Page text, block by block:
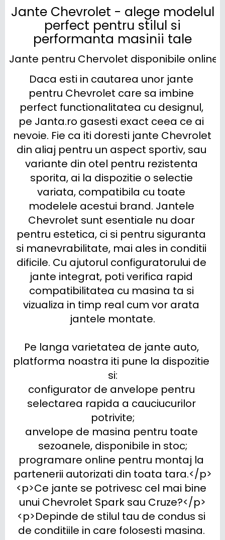
Jante Chevrolet - alege modelul
perfect pentru stilul si
performanta masinii tale
Jante pentru Chervolet disponibile online
Daca esti in cautarea unor jante
pentru Chevrolet care sa imbine
perfect functionalitatea cu designul,
pe Janta.ro gasesti exact ceea ce ai
nevoie. Fie ca iti doresti jante Chevrolet
din aliaj pentru un aspect sportiv, sau
variante din otel pentru rezistenta
sporita, ai la dispozitie o selectie
variata, compatibila cu toate
modelele acestui brand. Jantele
Chevrolet sunt esentiale nu doar
pentru estetica, ci si pentru siguranta
si manevrabilitate, mai ales in conditii
dificile. Cu ajutorul configuratorului de
jante integrat, poti verifica rapid
compatibilitatea cu masina ta si
vizualiza in timp real cum vor arata
jantele montate.
Pe langa varietatea de jante auto,
platforma noastra iti pune la dispozitie
si:
configurator de anvelope pentru
selectarea rapida a cauciucurilor
potrivite;
anvelope de masina pentru toate
sezoanele, disponibile in stoc;
programare online pentru montaj la
partenerii autorizati din toata tara.</p>
<p>Ce jante se potrivesc cel mai bine
unui Chevrolet Spark sau Cruze?</p>
<p>Depinde de stilul tau de condus si
de conditiile in care folosesti masina.